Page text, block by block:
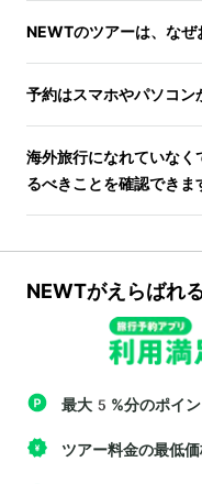
NEWTのツアーは、なぜ
予約はスマホやパソコン
海外旅行になれていな
るべきことを確認できま
NEWTがえらばれ
最大5%分のポイ
ツアー料金の最低